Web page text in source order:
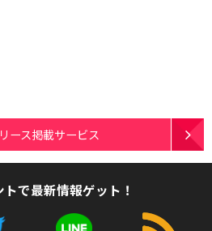
ース掲載サービス
で最新情報ゲット！